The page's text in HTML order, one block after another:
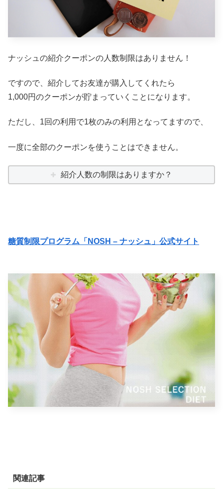
ナッシュの紹介クーポンの人数制限はありません！
ですので、紹介してお友達が購入してくれたら
1,000円のクーポンが貯まっていくことになります。
ただし、1回の利用で1枚のみの利用となってますので、
一度に全部のクーポンを使うことはできません。
紹介人数の制限はありますか？
糖質制限プログラム「NOSH – ナッシュ」公式サイト
関連記事